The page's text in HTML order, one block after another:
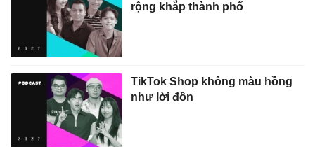
rộng khắp thành phố
TikTok Shop không màu hồng
như lời đồn